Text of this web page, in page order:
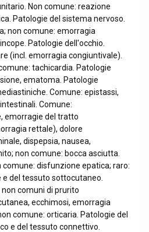
Non comune: reazione
Patologie del sistema nervoso.
non comune: emorragia
Patologie dell'occhio.
(incl. emorragia congiuntivale).
tachicardia. Patologie
ematoma. Patologie
Comune: epistassi,
Comune:
emorragie del tratto
rettale), dolore
dispepsia, nausea,
non comune: bocca asciutta.
comune: disfunzione epatica; raro:
del tessuto sottocutaneo.
comuni di prurito
ecchimosi, emorragia
comune: orticaria. Patologie del
e del tessuto connettivo.